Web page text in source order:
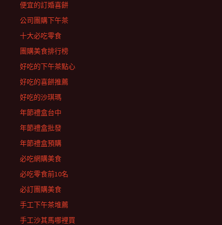
便宜的訂婚喜餅
公司團購下午茶
十大必吃零食
團購美食排行榜
好吃的下午茶點心
好吃的喜餅推薦
好吃的沙琪瑪
年節禮盒台中
年節禮盒批發
年節禮盒預購
必吃網購美食
必吃零食前10名
必訂團購美食
手工下午茶堆薦
手工沙其馬哪裡買